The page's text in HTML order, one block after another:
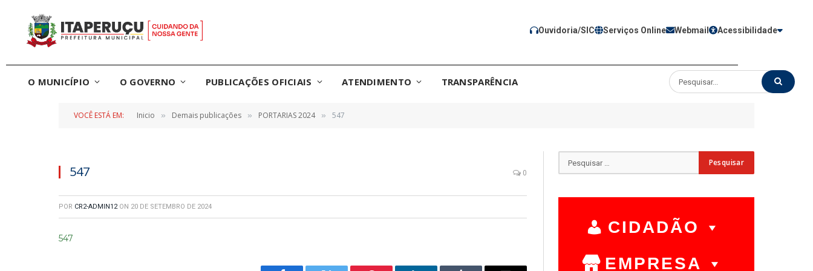
Ouvidoria/SIC Serviços Online Webmail Acessibilidade
O MUNICÍPIO O GOVERNO PUBLICAÇÕES OFICIAIS ATENDIMENTO TRANSPARÊNCIA
VOCÊ ESTÁ EM: Inicio » Demais publicações » PORTARIAS 2024 » 547
547 0
POR CR2-ADMIN12 ON 20 DE SETEMBRO DE 2024
547
CIDADÃO
EMPRESA